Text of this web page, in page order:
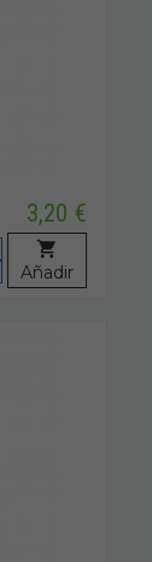
3,20 €
Añadir